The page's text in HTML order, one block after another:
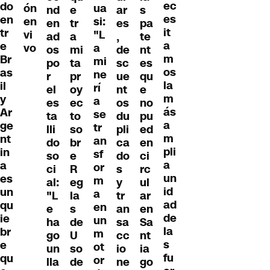
do
en
tr
e
Br
as
il
y
Ar
ge
nt
in
a
es
un
qu
ie
br
e
qu
ón
en
vi
vo
nd
en
ad
os
po
r
el
es
ta
lli
do
so
ci
al:
"L
e
ha
go
un
lla
e
tr
a
mi
ta
pr
oy
ec
to
so
br
e
R
eg
la
s
de
U
so
de
ua
si:
"L
a
mi
ne
rí
a
se
tr
an
sf
or
m
a
en
un
m
ot
or
ar
es
,
de
sc
ue
nt
os
du
pli
ca
do
s
y
tr
an
sa
cc
io
ne
s
pa
te
nt
es
qu
e
no
pu
ed
en
ci
rc
ul
ar
en
Sa
nt
ia
go
ec
es
it
a
m
os
la
m
ás
a
m
pli
a
un
id
ad
de
la
s
fu